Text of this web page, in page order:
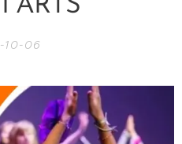
ARTS
10-06